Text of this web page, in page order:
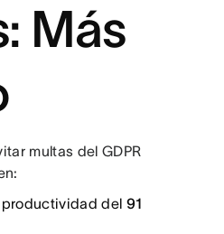
Más
multas del GDPR
productividad del 91